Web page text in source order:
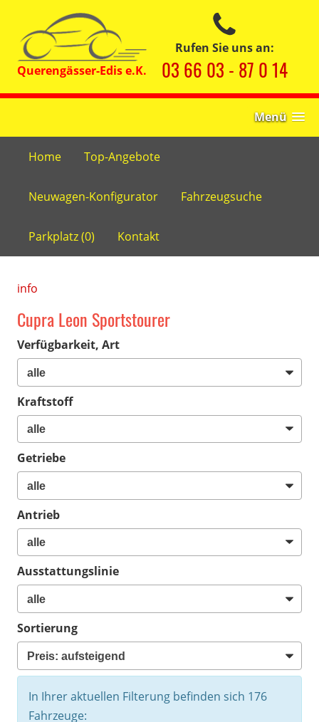
Rufen Sie uns an:
03 66 03 - 87 0 14
Menü
Home Top-Angebote
Neuwagen-Konfigurator Fahrzeugsuche
Parkplatz (0) Kontakt
info
Cupra Leon Sportstourer
Verfügbarkeit, Art
Kraftstoff
Getriebe
Antrieb
Ausstattungslinie
Sortierung
In Ihrer aktuellen Filterung befinden sich 176
Fahrzeuge: